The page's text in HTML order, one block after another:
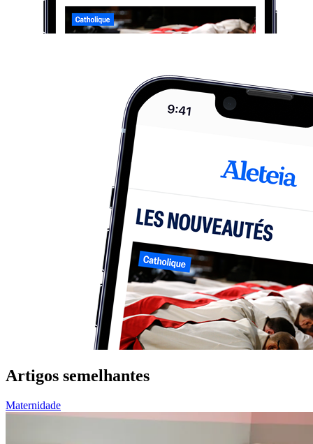
Artigos semelhantes
Maternidade